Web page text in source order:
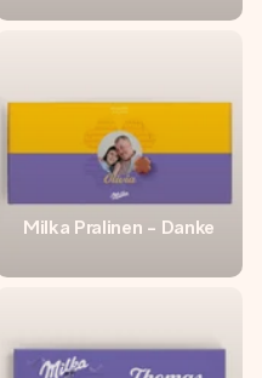
Milka Pralinen - Danke